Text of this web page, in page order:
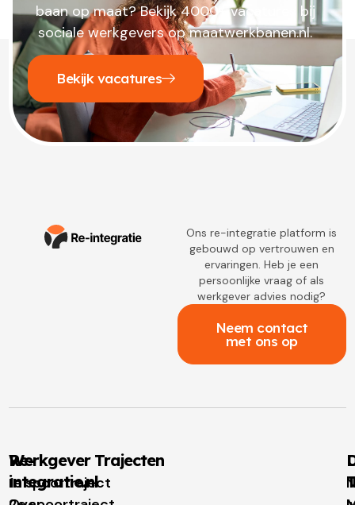
baan op maat? Bekijk 4000+ vacatures bij
sociale werkgevers op maatwerkbanen.nl.
Bekijk vacatures
Ons re-integratie platform is
gebouwd op vertrouwen en
ervaringen. Heb je een
persoonlijke vraag of als
werkgever advies nodig?
Neem contact
met ons op
Re-
integratie.nl
Werkgever Trajecten
1e spoortraject